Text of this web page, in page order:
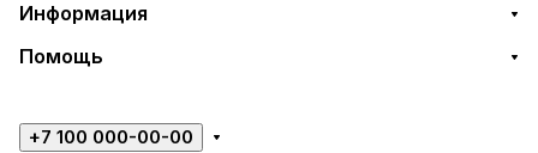
Информация
Помощь
+7 100 000-00-00